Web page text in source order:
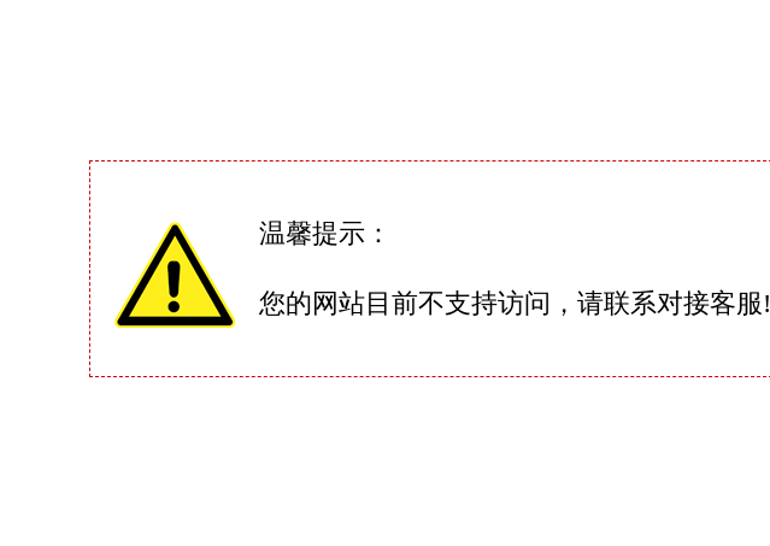
温馨提示：
您的网站目前不支持访问，请联系对接客服!